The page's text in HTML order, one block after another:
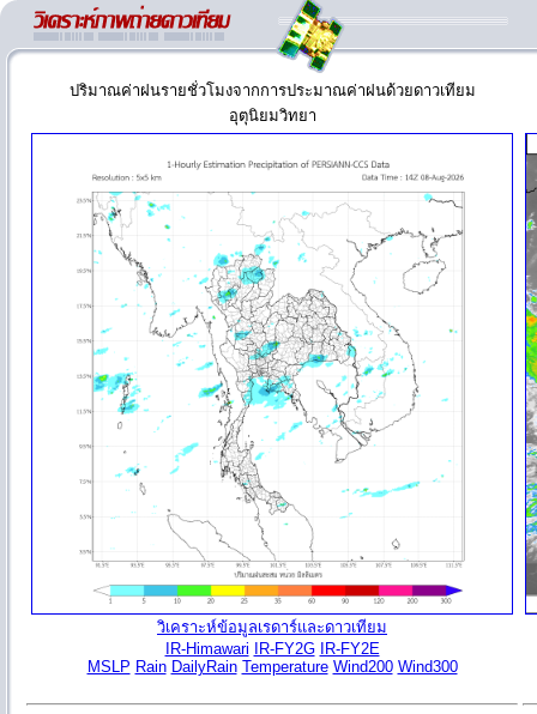
ปริมาณค่าฝนรายชั่วโมงจากการประมาณค่าฝนด้วยดาวเทียม
อุตุนิยมวิทยา
วิเคราะห์ข้อมูลเรดาร์และดาวเทียม
IR-Himawari
IR-FY2G
IR-FY2E
MSLP Rain DailyRain Temperature Wind200 Wind300